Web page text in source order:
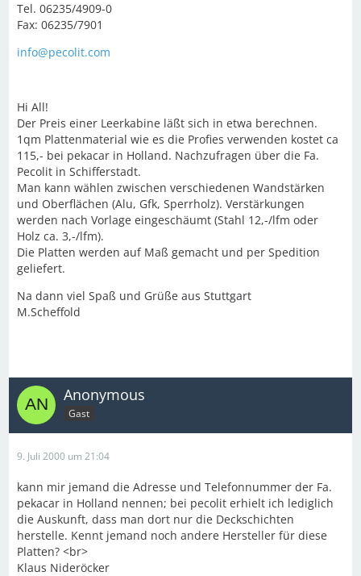
Tel. 06235/4909-0
Fax: 06235/7901
info@pecolit.com
Hi All!
Der Preis einer Leerkabine läßt sich in etwa berechnen.
1qm Plattenmaterial wie es die Profies verwenden kostet ca
115,- bei pekacar in Holland. Nachzufragen über die Fa.
Pecolit in Schifferstadt.
Man kann wählen zwischen verschiedenen Wandstärken
und Oberflächen (Alu, Gfk, Sperrholz). Verstärkungen
werden nach Vorlage eingeschäumt (Stahl 12,-/lfm oder
Holz ca. 3,-/lfm).
Die Platten werden auf Maß gemacht und per Spedition
geliefert.
Na dann viel Spaß und Grüße aus Stuttgart
M.Scheffold
Anonymous
Gast
9. Juli 2000 um 21:04
kann mir jemand die Adresse und Telefonnummer der Fa.
pekacar in Holland nennen; bei pecolit erhielt ich lediglich
die Auskunft, dass man dort nur die Deckschichten
herstelle. Kennt jemand noch andere Hersteller für diese
Platten? <br>
Klaus Nideröcker